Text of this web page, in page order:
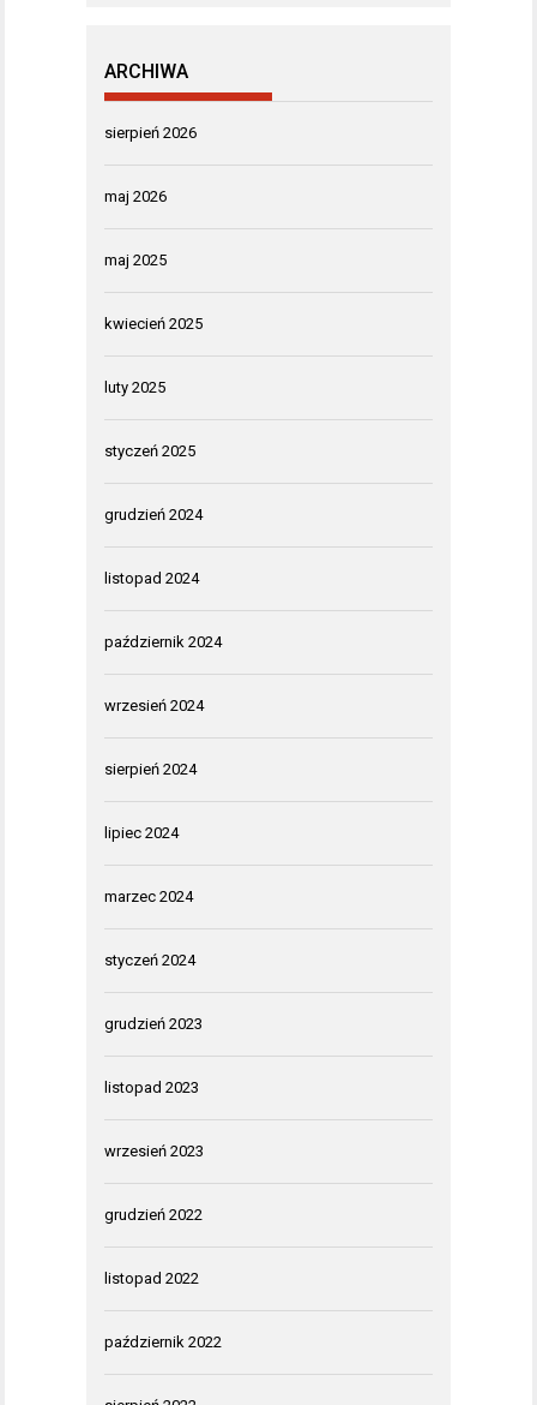
ARCHIWA
sierpień 2026
maj 2026
maj 2025
kwiecień 2025
luty 2025
styczeń 2025
grudzień 2024
listopad 2024
październik 2024
wrzesień 2024
sierpień 2024
lipiec 2024
marzec 2024
styczeń 2024
grudzień 2023
listopad 2023
wrzesień 2023
grudzień 2022
listopad 2022
październik 2022